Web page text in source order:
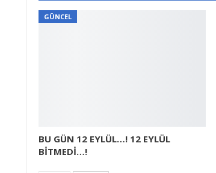
GÜNCEL
BU GÜN 12 EYLÜL…! 12 EYLÜL
BİTMEDİ…!